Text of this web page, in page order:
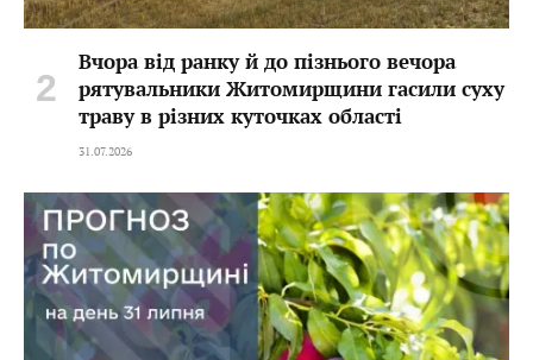
Вчора від ранку й до пізнього вечора
рятувальники Житомирщини гасили суху
траву в різних куточках області
31.07.2026